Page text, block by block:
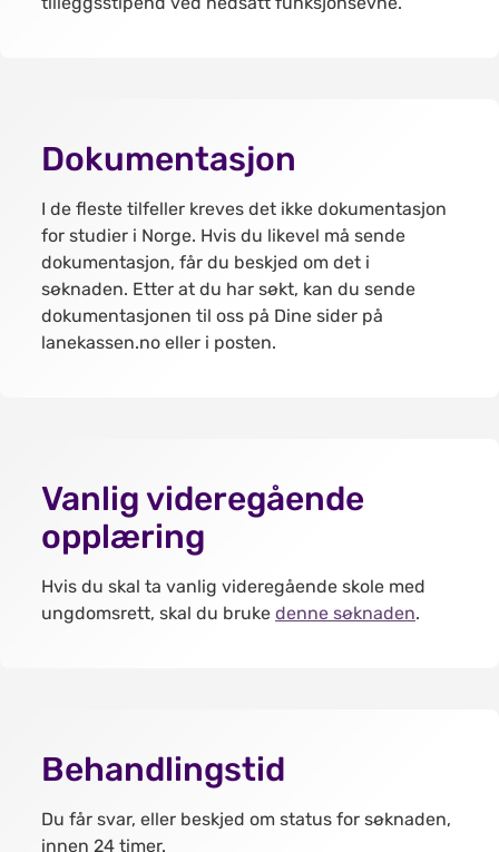
Dokumentasjon
I de fleste tilfeller kreves det ikke dokumentasjon
for studier i Norge. Hvis du likevel må sende
dokumentasjon, får du beskjed om det i
søknaden. Etter at du har søkt, kan du sende
dokumentasjonen til oss på Dine sider på
lanekassen.no eller i posten.
Vanlig videregående
opplæring
Hvis du skal ta vanlig videregående skole med
ungdomsrett, skal du bruke denne søknaden.
Behandlingstid
Du får svar, eller beskjed om status for søknaden,
innen 24 timer.